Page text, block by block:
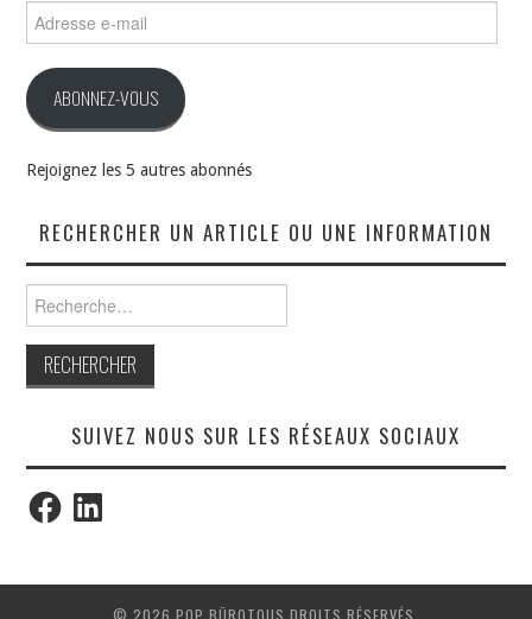
e-
ABONNEZ-VOUS
Rejoignez les 5 autres abonnés
RECHERCHER UN ARTICLE OU UNE INFORMATION
SUIVEZ NOUS SUR LES RÉSEAUX SOCIAUX
FacebookLinkedIn
© 2026 POP BÜROTOUS DROITS RÉSERVÉS.